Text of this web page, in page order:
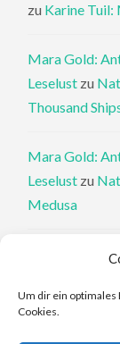
Um dir ein optimales
Cookies.
zu Karine Tuil:
Mara Gold:
Leselust zu
Thousand
Mara Gold:
Leselust zu
Medusa
Philippa
Philippa Perry: